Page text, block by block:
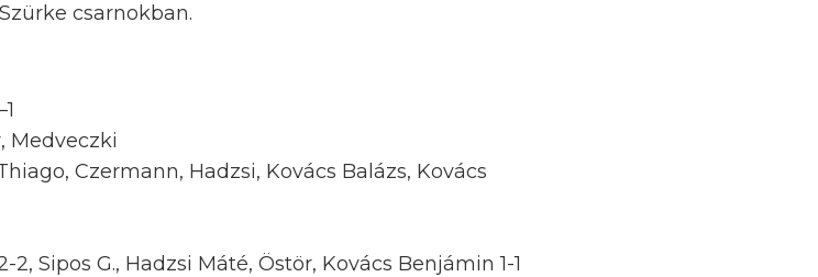
csarnokban.
Medveczki
Czermann, Hadzsi, Kovács Balázs, Kovács
Sipos G., Hadzsi Máté, Östör, Kovács Benjámin 1-1